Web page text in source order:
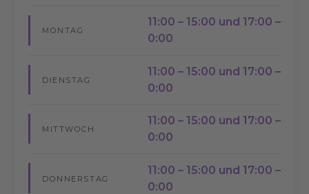
MONTAG
11:00 – 15:00 und 17:00 –
0:00
DIENSTAG
11:00 – 15:00 und 17:00 –
0:00
MITTWOCH
11:00 – 15:00 und 17:00 –
0:00
DONNERSTAG
11:00 – 15:00 und 17:00 –
0:00